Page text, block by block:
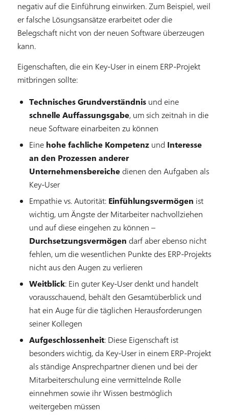
negativ auf die Einführung einwirken. Zum Beispiel, weil
er falsche Lösungsansätze erarbeitet oder die
Belegschaft nicht von der neuen Software überzeugen
kann.
Eigenschaften, die ein Key-User in einem ERP-Projekt
mitbringen sollte:
Technisches Grundverständnisund eine
schnelle Auffassungsgabe, um sich zeitnah in die
neue Software einarbeiten zu können
Eine hohe fachliche Kompetenzund Interesse
an den Prozessen anderer
Unternehmensbereichedienen den Aufgaben als
Key-User
Empathie vs. Autorität: Einfühlungsvermögen ist
wichtig, um Ängste der Mitarbeiter nachvollziehen
und auf diese eingehen zu können –
Durchsetzungsvermögen darf aber ebenso nicht
fehlen, um die wesentlichen Punkte des ERP-Projekts
nicht aus den Augen zu verlieren
Weitblick: Ein guter Key-User denkt und handelt
vorausschauend, behält den Gesamtüberblick und
hat ein Auge für die täglichen Herausforderungen
seiner Kollegen
Aufgeschlossenheit: Diese Eigenschaft ist
besonders wichtig, da Key-User in einem ERP-Projekt
als ständige Ansprechpartner dienen und bei der
Mitarbeiterschulung eine vermittelnde Rolle
einnehmen sowie ihr Wissen bestmöglich
weitergeben müssen